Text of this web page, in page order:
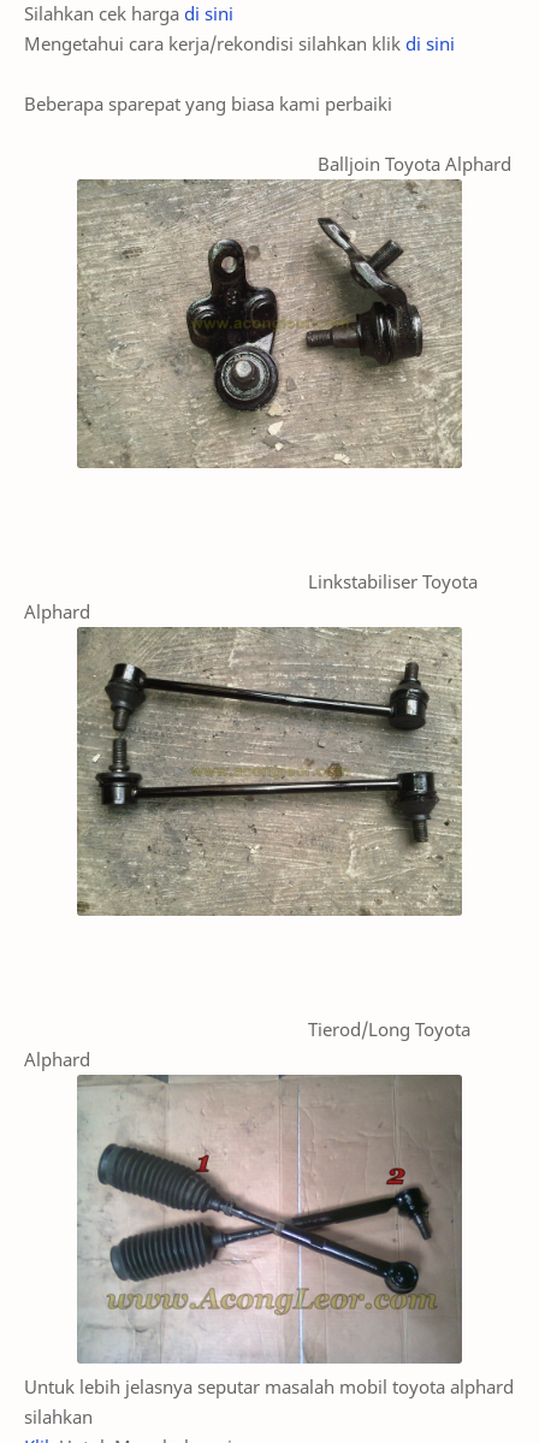
Silahkan cek harga di sini
Mengetahui cara kerja/rekondisi silahkan klik di sini
Beberapa sparepat yang biasa kami perbaiki
Balljoin Toyota Alphard
Linkstabiliser Toyota
Alphard
Tierod/Long Toyota
Alphard
Untuk lebih jelasnya seputar masalah mobil toyota alphard
silahkan